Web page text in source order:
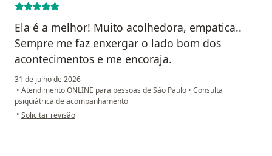
Ela é a melhor! Muito acolhedora, empatica..
Sempre me faz enxergar o lado bom dos
acontecimentos e me encoraja.
31 de julho de 2026
• Atendimento ONLINE para pessoas de São Paulo • Consulta
psiquiátrica de acompanhamento
• na opinião do utilizador Francielle Neris dos Santos
Solicitar revisão